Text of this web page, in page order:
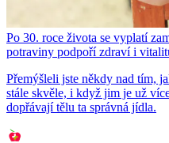
Po 30. roce života se vyplatí
potraviny podpoří zdraví i
Přemýšleli jste někdy nad tím,
stále skvěle, i když jim je už
dopřávají tělu ta správná jídla.